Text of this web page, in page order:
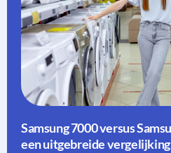
Samsung 7000 versus Samsung 6000 wasdroger:
een uitgebreide vergelijking